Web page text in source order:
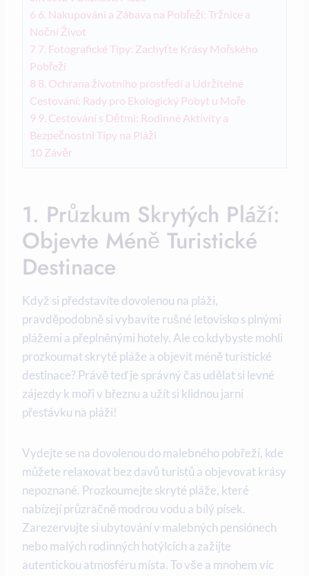
6 6. Nakupování a Zábava na Pobřeží: Tržnice a
Noční⁢ Život
7 7.⁢ Fotografické⁢ Tipy: Zachyťte ⁢Krásy ⁤Mořského⁤
Pobřeží
8 8. Ochrana životního‍ prostředí a Udržitelné
Cestování: Rady pro Ekologický Pobyt ‌u Moře
9 9. Cestování s Dětmi:‍ Rodinné ⁤Aktivity‌ a‍
Bezpečnostní Tipy na Pláži
10 Závěr
1. Průzkum Skrytých Pláží:
Objevte⁣ Méně ⁢Turistické
Destinace
Když si představíte ⁣dovolenou na pláži,
⁤pravděpodobně si vybavíte rušné letovisko s plnými
plážemi a ⁢přeplněnými hotely. Ale co kdybyste mohli
prozkoumat skryté pláže a objevit⁢ méně turistické
destinace? Právě teď je správný čas ⁤udělat ‍si levné
‌zájezdy ‌k ​moři v‍ březnu‍ a​ užít si ​klidnou ⁤jarní
⁣přestávku na pláži!
Vydejte se na​ dovolenou do ⁢malebného ⁤pobřeží, kde
⁣můžete relaxovat bez davů turistů a objevovat krásy
nepoznané. Prozkoumejte skryté pláže, které
nabízejí průzračně modrou‌ vodu a bílý písek.
Zarezervujte si ubytování v malebných pensiónech
nebo malých rodinných hotýlcích a zažijte
autentickou atmosféru místa. To ⁤vše a mnohem ​víc